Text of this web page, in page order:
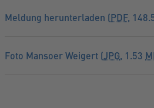
Meldung herunterladen (PDF,
Foto Mansoer Weigert (JPG, 1.53